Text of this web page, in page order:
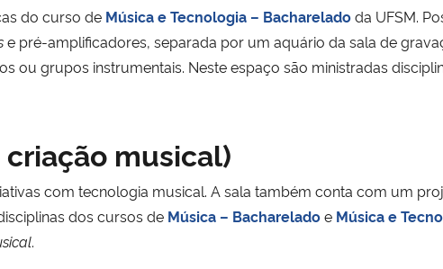
do curso de Música e Tecnologia – Bachareladoda UFSM.
e pré-amplificadores, separada por um aquário da sala de
ou grupos instrumentais. Neste espaço são ministradas
musical)
com tecnologia musical. A sala também conta com um
dos cursos de Música – Bachareladoe Música e
.